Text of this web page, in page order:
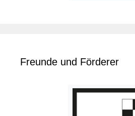
Freunde und Förderer